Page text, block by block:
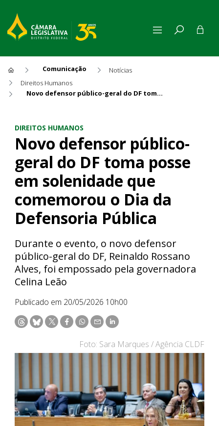
Comunicação
Notícias
Direitos Humanos
Novo defensor público-geral do DF toma posse em solenidade que comemorou o Dia da Defensoria Pública
DIREITOS HUMANOS
Novo defensor público-
geral do DF toma posse
em solenidade que
comemorou o Dia da
Defensoria Pública
Durante o evento, o novo defensor
público-geral do DF, Reinaldo Rossano
Alves, foi empossado pela governadora
Celina Leão
Publicado em 20/05/2026 10h00
Foto: Sara Marques / Agência CLDF